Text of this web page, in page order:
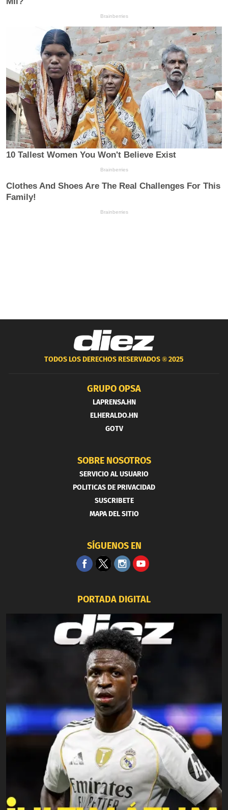
TODOS LOS DERECHOS RESERVADOS ®2025
GRUPO OPSA
LAPRENSA.HN
ELHERALDO.HN
GOTV
SOBRE NOSOTROS
SERVICIO AL USUARIO
POLITICAS DE PRIVACIDAD
SUSCRIBETE
MAPA DEL SITIO
SÍGUENOS EN
PORTADA DIGITAL